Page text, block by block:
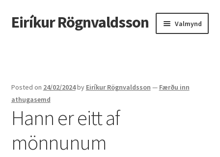
Fara
beint
Hoppa
yfir
Eiríkur Rögnvaldsson Valmynd
Ætt
Líf og starf
Myndir
Posted on 24/02/2024by Eiríkur Rögnvaldsson — Færðu inn
athugasemd
Hann er eitt af
mönnunum